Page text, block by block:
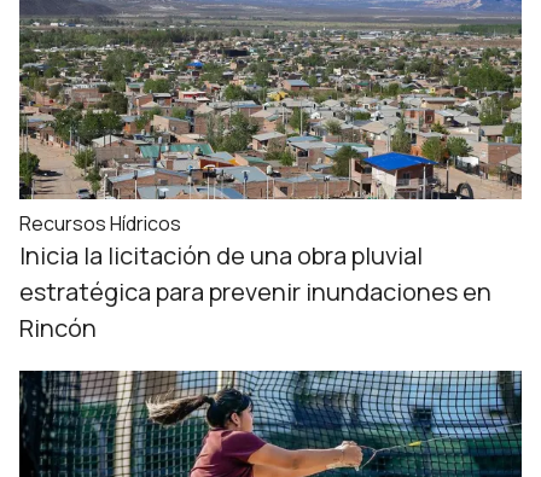
Recursos Hídricos
Inicia la licitación de una obra pluvial
estratégica para prevenir inundaciones en
Rincón